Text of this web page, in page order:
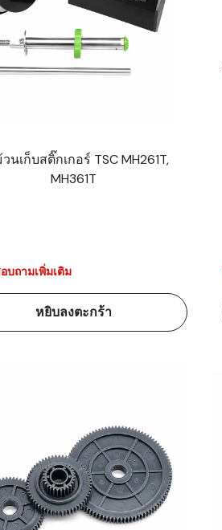
นเก็บสติ๊กเกอร์ TSC MH261T,
MH361T
บถามเพิ่มเติม
หยิบลงตะกร้า